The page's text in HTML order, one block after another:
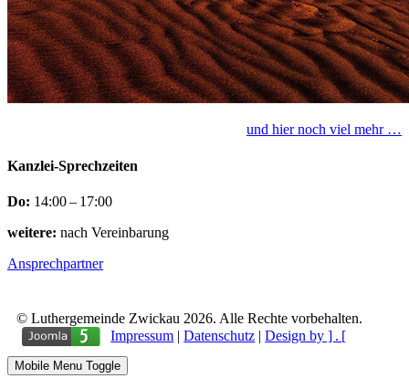
und hier noch viel mehr …
Kanzlei-Sprechzeiten
Do: 14:00 – 17:00
weitere: nach Vereinbarung
Ansprechpartner
© Luthergemeinde Zwickau 2026. Alle Rechte vorbehalten.
Impressum |Datenschutz |Design by ] . [
Mobile Menu Toggle